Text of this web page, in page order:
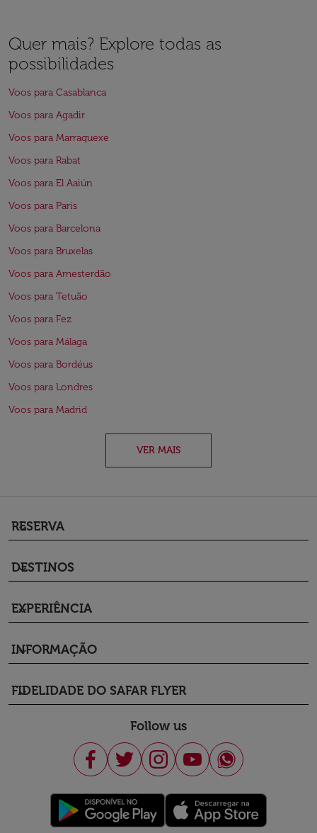
Quer mais? Explore todas as
possibilidades
Voos para Casablanca
Voos para Agadir
Voos para Marraquexe
Voos para Rabat
Voos para El Aaiún
Voos para Paris
Voos para Barcelona
Voos para Bruxelas
Voos para Amesterdão
Voos para Tetuão
Voos para Fez
Voos para Málaga
Voos para Bordéus
Voos para Londres
Voos para Madrid
VER MAIS
RESERVA
keyboard_arrow_down
DESTINOS
keyboard_arrow_down
EXPERIÊNCIA
keyboard_arrow_down
INFORMAÇÃO
keyboard_arrow_down
FIDELIDADE DO SAFAR FLYER
keyboard_arrow_down
Follow us